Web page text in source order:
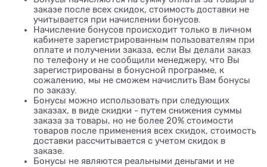
заказе после всех скидок, стоимость доставки не
учитывается при начислении бонусов.
Начисление бонусов происходит только в личном
кабинете зарегистрированным пользователям при
оплате и получении заказа, если Вы делали заказ
по телефону и не сообщили менеджеру, что Вы
зарегистрированы в бонусной программе, к
сожалению, мы не сможем начислить Вам бонусы
по заказу.
Бонусы можно использовать при следующих
заказах, в виде скидки - путем снижения суммы
заказа за товары, но не более 20% стоимости
товаров после применения всех скидок, стоимость
доставки рассчитывается с учетом скидок в
заказе.
Бонусы не являются реальными деньгами и не